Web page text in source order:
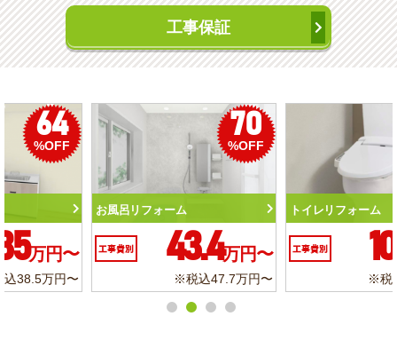
工事保証
50
トイレリフォーム
工事費別 10.3 万円〜
※税込11.3万円〜
56
%OFF
洗面化粧台リフォーム
工事費別 6.2 万円〜
※税込6.8万円〜